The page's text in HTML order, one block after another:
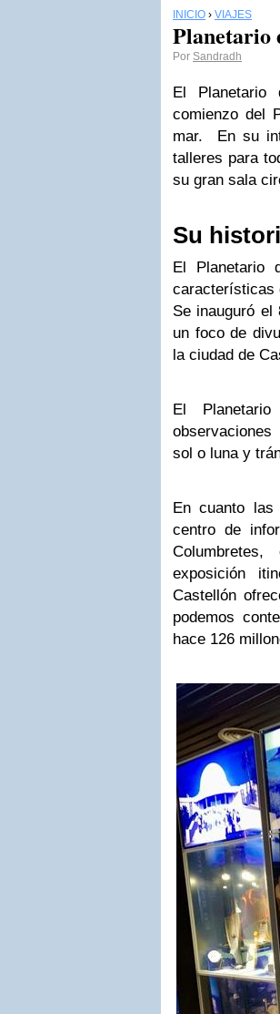
INICIO › VIAJES
Planetario
Por Sandradh
El
comienzo del
mar. En su
talleres para
su gran sala
Su
El Planetario
características
Se inauguró
un foco de
la ciudad de
El
sol o luna y
En cuanto las
centro de
exposición
Castellón
podemos
hace 126